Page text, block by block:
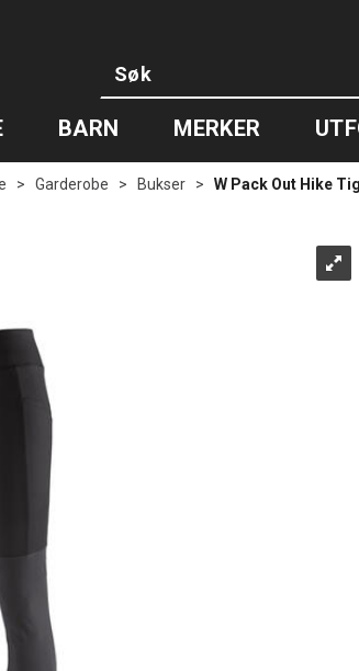
BARN MERKER
> Garderobe > Bukser > W Pack Out Hike